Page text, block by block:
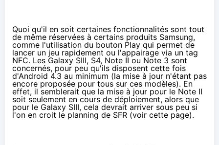
Quoi qu'il en soit certaines fonctionnalités sont tout
de même réservées à certains produits Samsung,
comme l'utilisation du bouton Play qui permet de
lancer un jeu rapidement ou l'appairage via un tag
NFC. Les Galaxy SIII, S4, Note II ou Note 3 sont
concernés, pour peu qu'ils disposent cette fois
d'Android 4.3 au minimum (la mise à jour n'étant pas
encore proposée pour tous sur ces modèles). En
effet, il semblerait que la mise à jour pour le Note II
soit seulement en cours de déploiement, alors que
pour le Galaxy SIII, cela devrait arriver sous peu si
l'on en croit le planning de SFR (voir cette page).